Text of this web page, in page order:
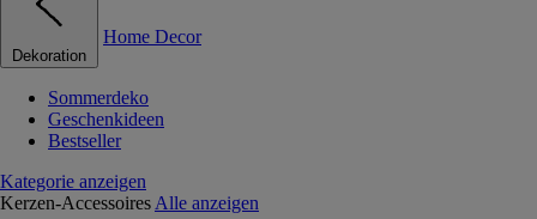
Dekoration
Home Decor
Sommerdeko
Geschenkideen
Bestseller
Kategorie anzeigen
Kerzen-Accessoires Alle anzeigen